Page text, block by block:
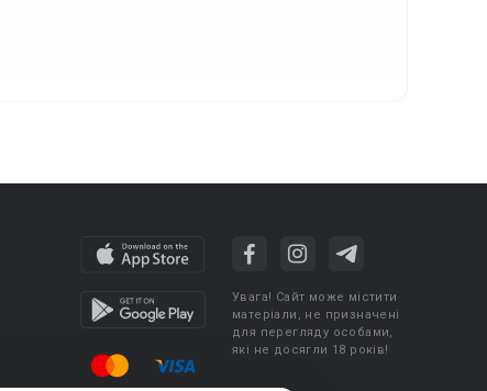
Увага! Сайт може містити
матеріали, не призначені
для перегляду особами,
які не досягли 18 років!